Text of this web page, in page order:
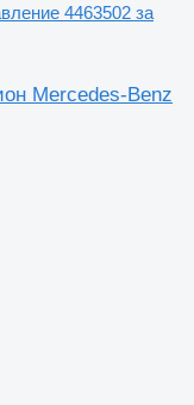
4463502 за
Mercedes-Benz